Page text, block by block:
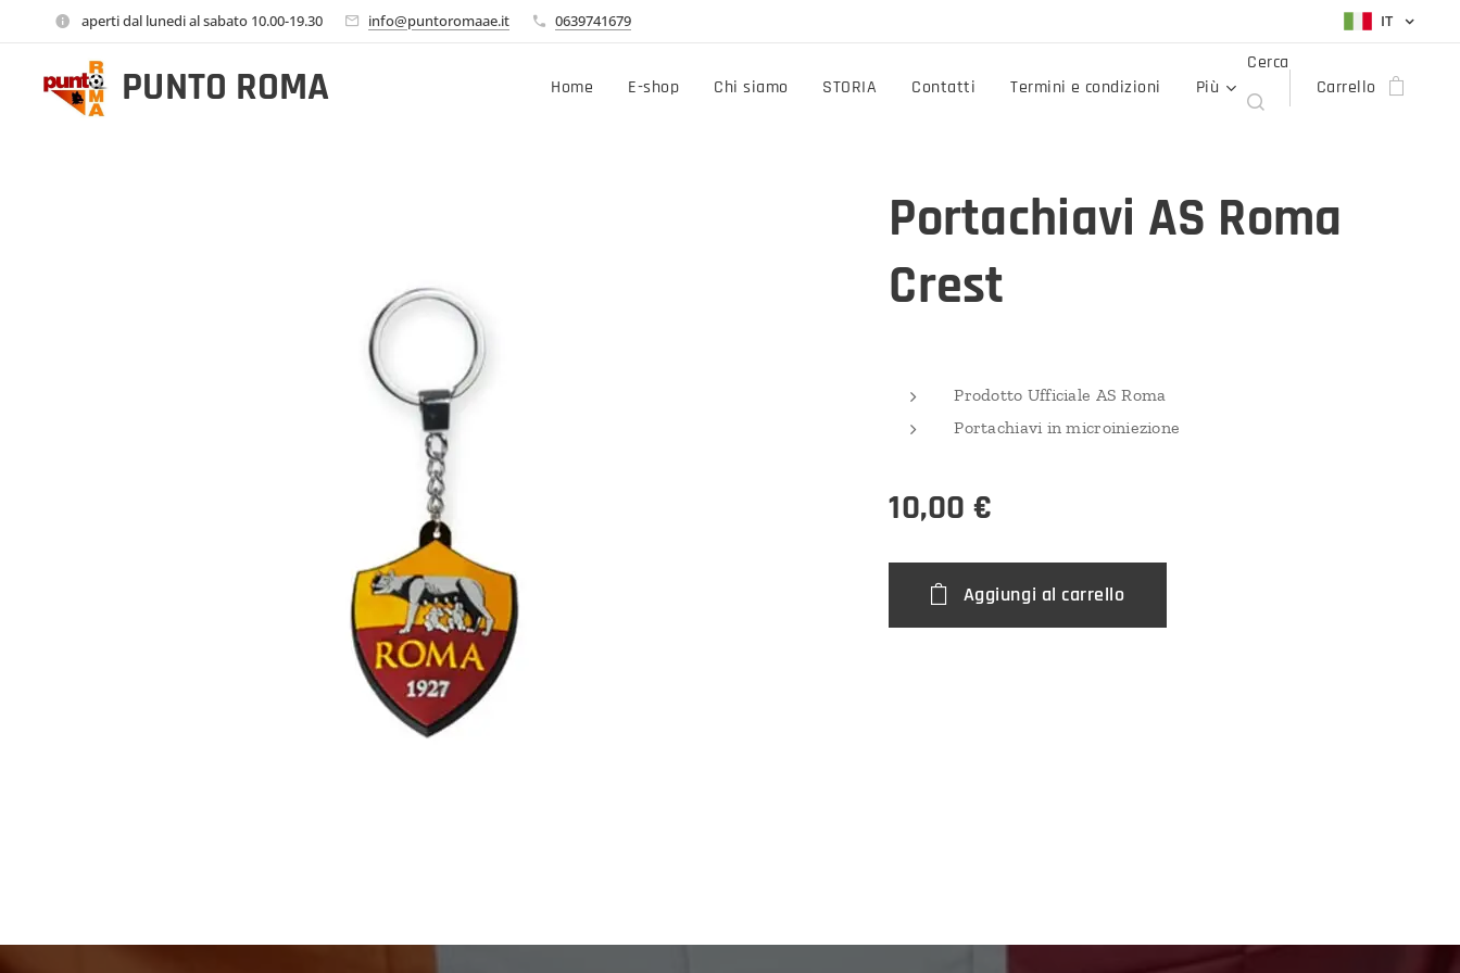
aperti dal lunedi al sabato 10.00-19.30 info@puntoromaae.it 0639741679 IT
PUNTO ROMA Home E-shop Chi siamo STORIA Contatti Termini e condizioni Più
Cerca
Carrello
Portachiavi AS Roma
Crest
Prodotto Ufficiale AS Roma
Portachiavi in microiniezione
10,00 €
Aggiungi al carrello